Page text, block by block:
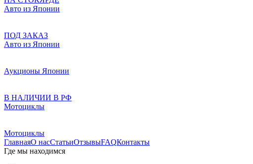
Авто из Японии
ПОД ЗАКАЗ
Авто из Японии
Аукционы Японии
В НАЛИЧИИ В РФ
Мотоциклы
Мотоциклы
ГлавнаяО насСтатьиОтзывыFAQКонтакты
Где мы находимся